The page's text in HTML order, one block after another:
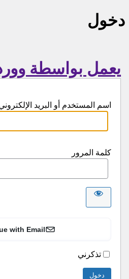
دخول
يعمل بواسطة
اسم المستخدم أو البريد
كلمة المرور
with Email
تذكرني